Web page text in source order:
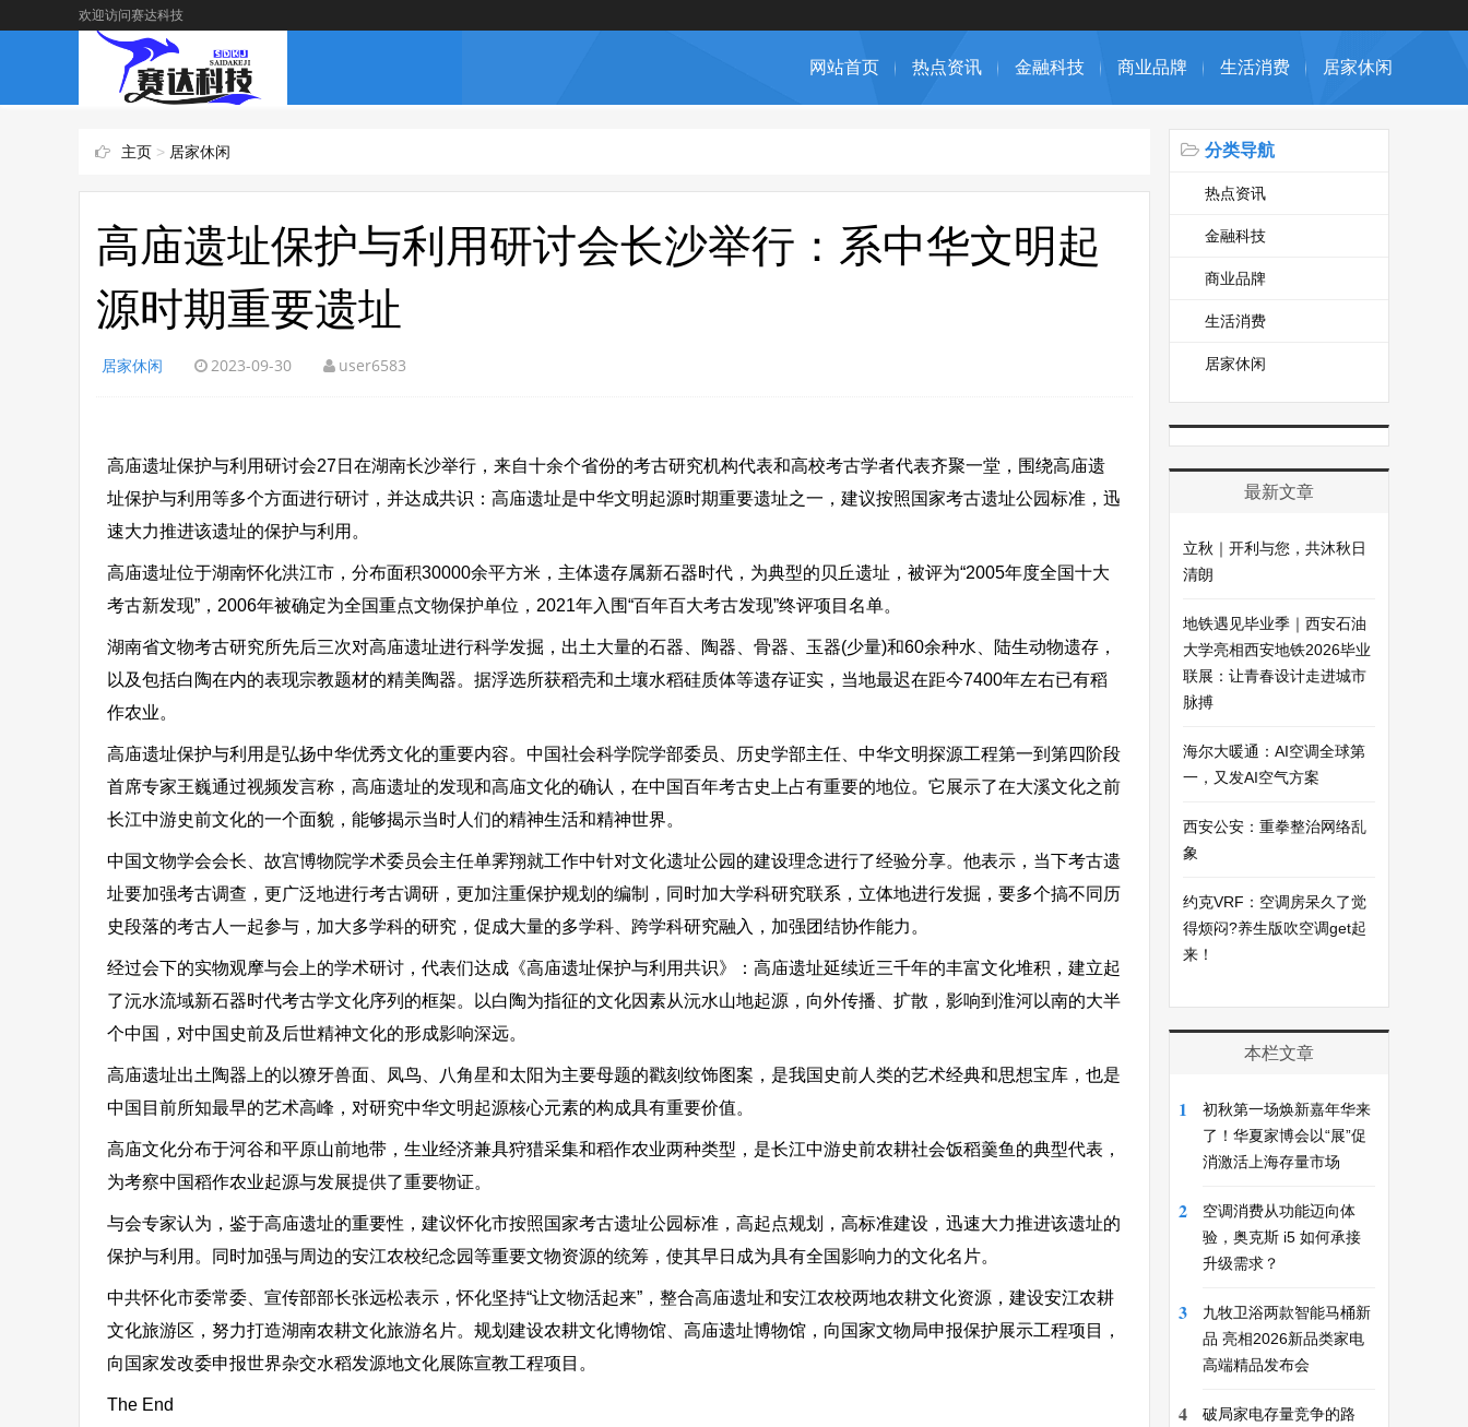
欢迎访问赛达科技
网站首页 热点资讯 金融科技 商业品牌 生活消费 居家休闲
主页 > 居家休闲
高庙遗址保护与利用研讨会长沙举行：系中华文明起
源时期重要遗址
居家休闲 2023-09-30 user6583
高庙遗址保护与利用研讨会27日在湖南长沙举行，来自十余个省份的考古研究机构代表和高校考古学者代表齐聚一堂，围绕高庙遗
址保护与利用等多个方面进行研讨，并达成共识：高庙遗址是中华文明起源时期重要遗址之一，建议按照国家考古遗址公园标准，迅
速大力推进该遗址的保护与利用。
高庙遗址位于湖南怀化洪江市，分布面积30000余平方米，主体遗存属新石器时代，为典型的贝丘遗址，被评为“2005年度全国十大
考古新发现”，2006年被确定为全国重点文物保护单位，2021年入围“百年百大考古发现”终评项目名单。
湖南省文物考古研究所先后三次对高庙遗址进行科学发掘，出土大量的石器、陶器、骨器、玉器(少量)和60余种水、陆生动物遗存，
以及包括白陶在内的表现宗教题材的精美陶器。据浮选所获稻壳和土壤水稻硅质体等遗存证实，当地最迟在距今7400年左右已有稻
作农业。
高庙遗址保护与利用是弘扬中华优秀文化的重要内容。中国社会科学院学部委员、历史学部主任、中华文明探源工程第一到第四阶段
首席专家王巍通过视频发言称，高庙遗址的发现和高庙文化的确认，在中国百年考古史上占有重要的地位。它展示了在大溪文化之前
长江中游史前文化的一个面貌，能够揭示当时人们的精神生活和精神世界。
中国文物学会会长、故宫博物院学术委员会主任单霁翔就工作中针对文化遗址公园的建设理念进行了经验分享。他表示，当下考古遗
址要加强考古调查，更广泛地进行考古调研，更加注重保护规划的编制，同时加大学科研究联系，立体地进行发掘，要多个搞不同历
史段落的考古人一起参与，加大多学科的研究，促成大量的多学科、跨学科研究融入，加强团结协作能力。
经过会下的实物观摩与会上的学术研讨，代表们达成《高庙遗址保护与利用共识》：高庙遗址延续近三千年的丰富文化堆积，建立起
了沅水流域新石器时代考古学文化序列的框架。以白陶为指征的文化因素从沅水山地起源，向外传播、扩散，影响到淮河以南的大半
个中国，对中国史前及后世精神文化的形成影响深远。
高庙遗址出土陶器上的以獠牙兽面、凤鸟、八角星和太阳为主要母题的戳刻纹饰图案，是我国史前人类的艺术经典和思想宝库，也是
中国目前所知最早的艺术高峰，对研究中华文明起源核心元素的构成具有重要价值。
高庙文化分布于河谷和平原山前地带，生业经济兼具狩猎采集和稻作农业两种类型，是长江中游史前农耕社会饭稻羹鱼的典型代表，
为考察中国稻作农业起源与发展提供了重要物证。
与会专家认为，鉴于高庙遗址的重要性，建议怀化市按照国家考古遗址公园标准，高起点规划，高标准建设，迅速大力推进该遗址的
保护与利用。同时加强与周边的安江农校纪念园等重要文物资源的统筹，使其早日成为具有全国影响力的文化名片。
中共怀化市委常委、宣传部部长张远松表示，怀化坚持“让文物活起来”，整合高庙遗址和安江农校两地农耕文化资源，建设安江农耕
文化旅游区，努力打造湖南农耕文化旅游名片。规划建设农耕文化博物馆、高庙遗址博物馆，向国家文物局申报保护展示工程项目，
向国家发改委申报世界杂交水稻发源地文化展陈宣教工程项目。
The End
分类导航
热点资讯
金融科技
商业品牌
生活消费
居家休闲
最新文章
立秋｜开利与您，共沐秋日
清朗
地铁遇见毕业季｜西安石油
大学亮相西安地铁2026毕业
联展：让青春设计走进城市
脉搏
海尔大暖通：AI空调全球第
一，又发AI空气方案
西安公安：重拳整治网络乱
象
约克VRF：空调房呆久了觉
得烦闷?养生版吹空调get起
来！
本栏文章
1
初秋第一场焕新嘉年华来
了！华夏家博会以“展”促
消激活上海存量市场
2
空调消费从功能迈向体
验，奥克斯 i5 如何承接
升级需求？
3
九牧卫浴两款智能马桶新
品 亮相2026新品类家电
高端精品发布会
4
破局家电存量竞争的路